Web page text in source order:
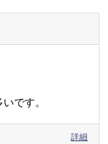
です。
詳細